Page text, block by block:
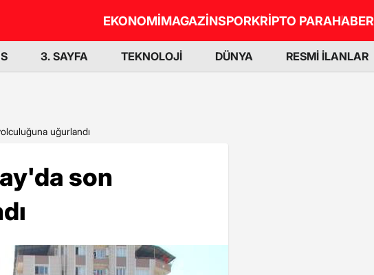
EKONOMİMAGAZİNSPORKRİPTO PARAHABER
3. SAYFA TEKNOLOJİ DÜNYA RESMİ İLANLAR
uğurlandı
son